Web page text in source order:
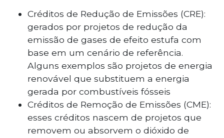
Créditos de Redução de Emissões (CRE):
gerados por projetos de redução da
emissão de gases de efeito estufa com
base em um cenário de referência.
Alguns exemplos são projetos de energia
renovável que substituem a energia
gerada por combustíveis fósseis
Créditos de Remoção de Emissões (CME):
esses créditos nascem de projetos que
removem ou absorvem o dióxido de